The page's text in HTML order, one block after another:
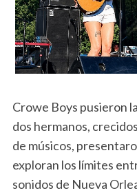
Crowe Boys pusieron
dos hermanos,
de músicos,
exploran los límites
sonidos de Nueva